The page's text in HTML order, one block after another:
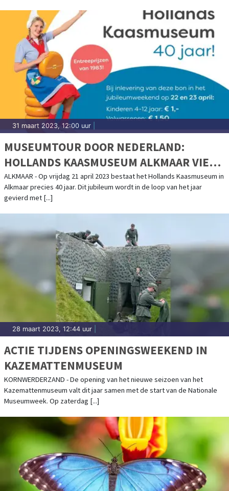
31 maart 2023, 12:00 uur
MUSEUMTOUR DOOR NEDERLAND:
HOLLANDS KAASMUSEUM ALKMAAR VIERT
40-JARIG JUBILEUM
ALKMAAR - Op vrijdag 21 april 2023 bestaat het Hollands Kaasmuseum in
Alkmaar precies 40 jaar. Dit jubileum wordt in de loop van het jaar
gevierd met [...]
28 maart 2023, 12:44 uur
ACTIE TIJDENS OPENINGSWEEKEND IN
KAZEMATTENMUSEUM
KORNWERDERZAND - De opening van het nieuwe seizoen van het
Kazemattenmuseum valt dit jaar samen met de start van de Nationale
Museumweek. Op zaterdag [...]